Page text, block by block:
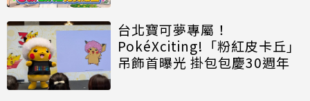
台北寶可夢專屬！
PokéXciting!「粉紅皮卡丘」
吊飾首曝光 掛包包慶30週年